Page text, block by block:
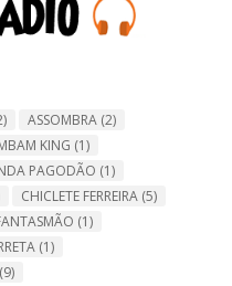
ASSOMBRA(2)
KING (1)
PAGODÃO (1)
CHICLETE FERREIRA(5)
(1)
(1)